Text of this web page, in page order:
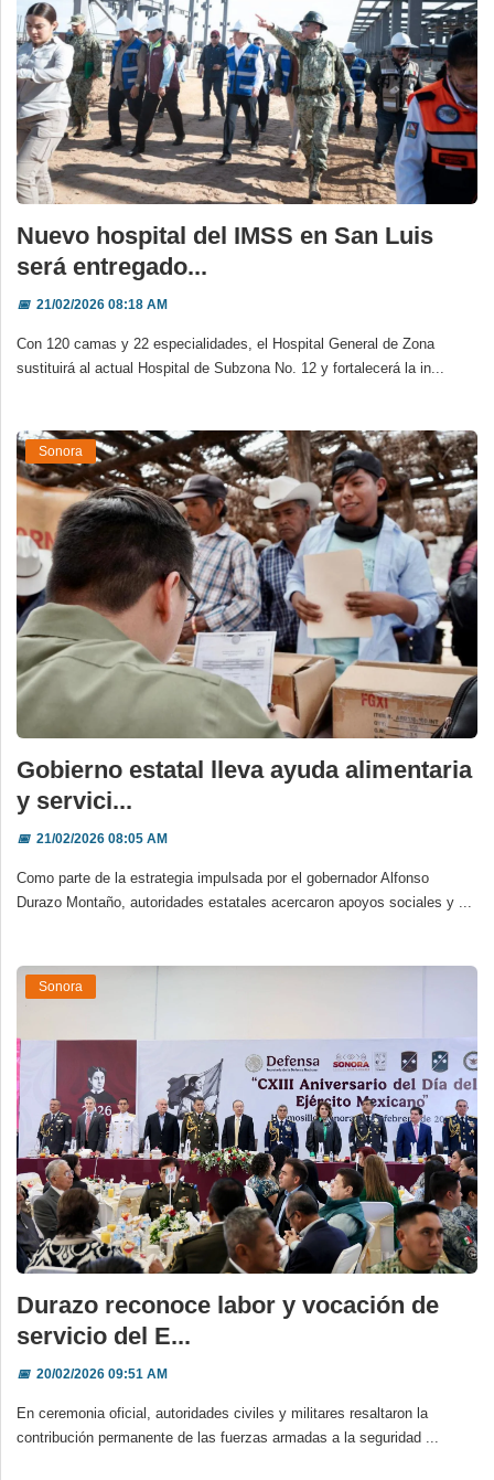
Nuevo hospital del IMSS en San Luis
será entregado...
📅21/02/2026 08:18 AM
Con 120 camas y 22 especialidades, el Hospital General de Zona
sustituirá al actual Hospital de Subzona No. 12 y fortalecerá la in...
Sonora
Gobierno estatal lleva ayuda alimentaria
y servici...
📅21/02/2026 08:05 AM
Como parte de la estrategia impulsada por el gobernador Alfonso
Durazo Montaño, autoridades estatales acercaron apoyos sociales y ...
Sonora
Durazo reconoce labor y vocación de
servicio del E...
📅20/02/2026 09:51 AM
En ceremonia oficial, autoridades civiles y militares resaltaron la
contribución permanente de las fuerzas armadas a la seguridad ...